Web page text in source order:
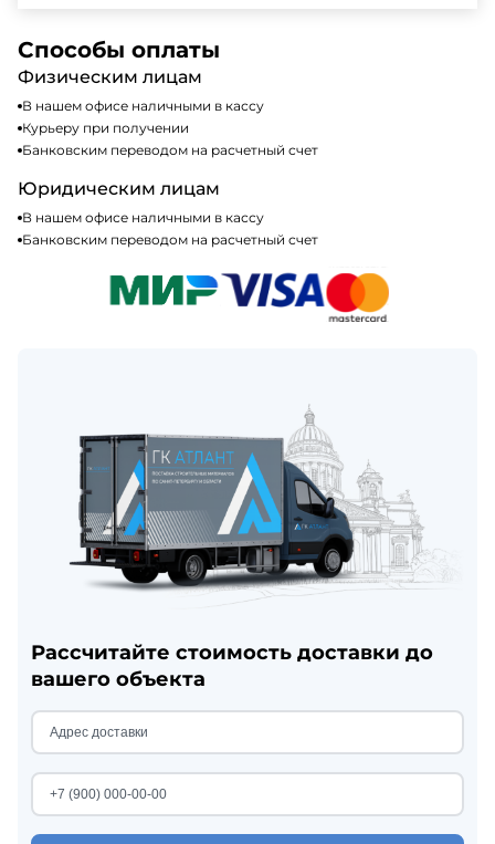
налогообложения, т.е с НДС 20%
Способы оплаты
Физическим лицам
В нашем офисе наличными в кассу
Курьеру при получении
Банковским переводом на расчетный счет
Юридическим лицам
В нашем офисе наличными в кассу
Банковским переводом на расчетный счет
Рассчитайте стоимость доставки до
вашего объекта